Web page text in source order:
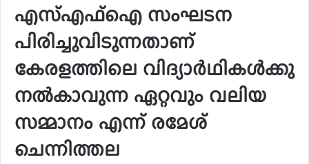
എസ്എഫ്ഐ സംഘടന
പിരിച്ചുവിടുന്നതാണ്
കേരളത്തിലെ വിദ്യാര്‍ഥികള്‍ക്കു
നല്‍കാവുന്ന ഏറ്റവും വലിയ
സമ്മാനം എന്ന്‌ രമേശ്
ചെന്നിത്തല